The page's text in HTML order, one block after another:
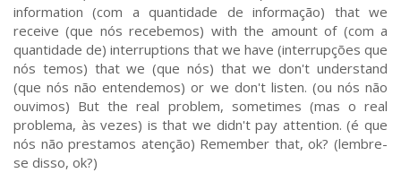
information (com a quantidade de informação) that we
receive (que nós recebemos) with the amount of (com a
quantidade de) interruptions that we have (interrupções que
nós temos) that we (que nós) that we don't understand
(que nós não entendemos) or we don't listen. (ou nós não
ouvimos) But the real problem, sometimes (mas o real
problema, às vezes) is that we didn't pay attention. (é que
nós não prestamos atenção) Remember that, ok? (lembre-
se disso, ok?)